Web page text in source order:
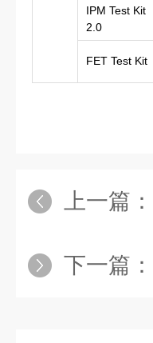
IPM Test Kit
2.0
FET Test Kit
上一篇：
下一篇：